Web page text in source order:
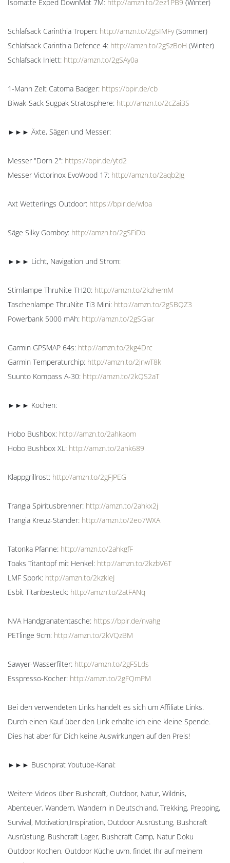
Isomatte Exped DownMat 7M: http://amzn.to/2ez1PB9 (Winter)
Schlafsack Carinthia Tropen: http://amzn.to/2gSIMFy(Sommer)
Schlafsack Carinthia Defence 4: http://amzn.to/2gSzBoH (Winter)
Schlafsack Inlett: http://amzn.to/2gSAy0a
1-Mann Zelt Catoma Badger: https://bpir.de/cb
Biwak-Sack Sugpak Stratosphere: http://amzn.to/2cZai3S
►►► Äxte, Sägen und Messer:
Messer "Dorn 2": https://bpir.de/ytd2
Messer Victorinox EvoWood 17: http://amzn.to/2aqb2Jg
Axt Wetterlings Outdoor: https://bpir.de/wloa
Säge Silky Gomboy: http://amzn.to/2gSFiDb
►►► Licht, Navigation und Strom:
Stirnlampe ThruNite TH20: http://amzn.to/2kzhemM
Taschenlampe ThruNite Ti3 Mini: http://amzn.to/2gSBQZ3
Powerbank 5000 mAh: http://amzn.to/2gSGiar
Garmin GPSMAP 64s: http://amzn.to/2kg4Drc
Garmin Temperaturchip: http://amzn.to/2jnwT8k
Suunto Kompass A-30: http://amzn.to/2kQS2aT
►►► Kochen:
Hobo Bushbox: http://amzn.to/2ahkaom
Hobo Bushbox XL: http://amzn.to/2ahk689
Klappgrillrost: http://amzn.to/2gFJPEG
Trangia Spiritusbrenner: http://amzn.to/2ahkx2j
Trangia Kreuz-Ständer: http://amzn.to/2eo7WXA
Tatonka Pfanne: http://amzn.to/2ahkgfF
Toaks Titantopf mit Henkel: http://amzn.to/2kzbV6T
LMF Spork: http://amzn.to/2kzkleJ
Esbit Titanbesteck: http://amzn.to/2atFANq
NVA Handgranatentasche: https://bpir.de/nvahg
PETlinge 9cm: http://amzn.to/2kVQzBM
Sawyer-Wasserfilter: http://amzn.to/2gFSLds
Esspresso-Kocher: http://amzn.to/2gFQmPM
Bei den verwendeten Links handelt es sich um Affiliate Links.
Durch einen Kauf über den Link erhalte ich eine kleine Spende.
Dies hat aber für Dich keine Auswirkungen auf den Preis!
►►► Buschpirat Youtube-Kanal:
Weitere Videos über Bushcraft, Outdoor, Natur, Wildnis,
Abenteuer, Wandern, Wandern in Deutschland, Trekking, Prepping,
Survival, Motivation,Inspiration, Outdoor Ausrüstung, Bushcraft
Ausrüstung, Bushcraft Lager, Bushcraft Camp, Natur Doku
Outdoor Kochen, Outdoor Küche uvm. findet Ihr auf meinem